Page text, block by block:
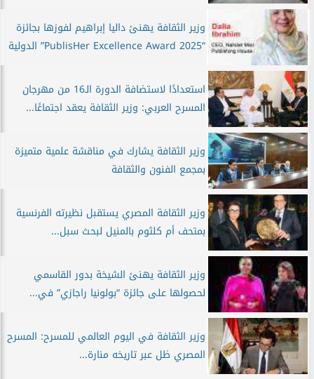
وزير الثقافة يهنئ داليا إبراهيم لفوزها بجائزة
“PublisHer Excellence Award 2025” الدولية
استعدادًا لاستضافة الدورة الـ16 من مهرجان
المسرح العربي: وزير الثقافة يعقد اجتماعًا...
وزير الثقافة يشارك في مناقشة علمية متميزة
بمجمع الفنون والثقافة
وزير الثقافة المصري يستقبل نظيرته الفرنسية
بمتحف أم كلثوم بالمنيل لبحث سبل...
وزير الثقافة يهنئ الشيخة بدور القاسمي
لحصولها على جائزة “بولونيا راجازي” في...
وزير الثقافة في اليوم العالمي للمسرح: المسرح
المصري ظل عبر تاريخه منارة...